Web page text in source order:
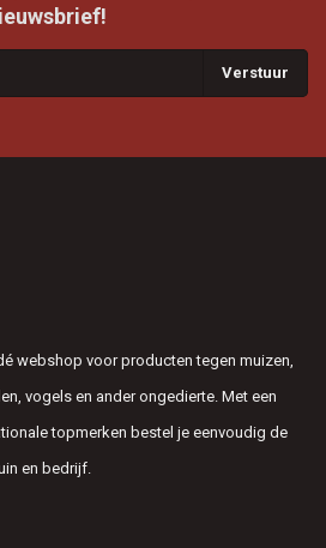
Verstuur
webshop voor producten tegen muizen,
vogels en ander ongedierte. Met een
topmerken bestel je eenvoudig de
en bedrijf.